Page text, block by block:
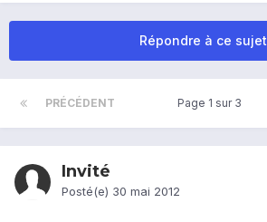
Répondre à ce sujet
PRÉCÉDENT Page 1 sur 3
Invité
Posté(e) 30 mai 2012